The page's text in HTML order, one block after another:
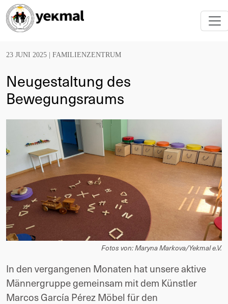
23 JUNI 2025 | FAMILIENZENTRUM
Neugestaltung des
Bewegungsraums
Fotos von: Maryna Markova/Yekmal e.V.
In den vergangenen Monaten hat unsere aktive
Männergruppe gemeinsam mit dem Künstler
Marcos García Pérez Möbel für den